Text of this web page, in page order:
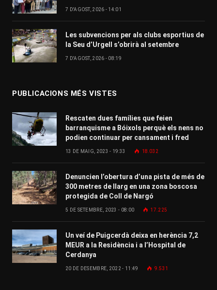
7 D'AGOST, 2026 - 14:01
Les subvencions per als clubs esportius de
la Seu d’Urgell s’obrirà al setembre
7 D'AGOST, 2026 - 08:19
PUBLICACIONS MÉS VISTES
Rescaten dues famílies que feien
barranquisme a Bóixols perquè els nens no
podien continuar per cansament i fred
13 DE MAIG, 2023 - 19:33 18.032
Denuncien l’obertura d’una pista de més de
300 metres de llarg en una zona boscosa
protegida de Coll de Nargó
5 DE SETEMBRE, 2023 - 08:00 17.225
Un veí de Puigcerdà deixa en herència 7,2
MEUR a la Residència i a l’Hospital de
Cerdanya
20 DE DESEMBRE, 2022 - 11:49 9.531